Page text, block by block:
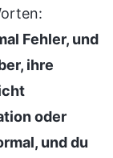
Fehler, und
ihre
oder
und du